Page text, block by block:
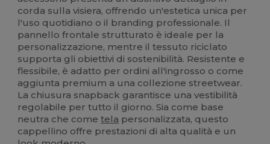
corda sulla visiera, offrendo un'estetica unica per
l'uso quotidiano o il branding professionale. Il
pannello frontale strutturato è ideale per la
personalizzazione, mentre il tessuto riciclato
supporta gli obiettivi di sostenibilità. Resistente e
flessibile, è adatto per ordini all'ingrosso o come
aggiunta premium a una collezione streetwear.
La chiusura snapback garantisce una vestibilità
regolabile per tutto il giorno. Sia come base
neutra che cometela personalizzata, questo
cappellino offre prestazioni di alta qualità e un